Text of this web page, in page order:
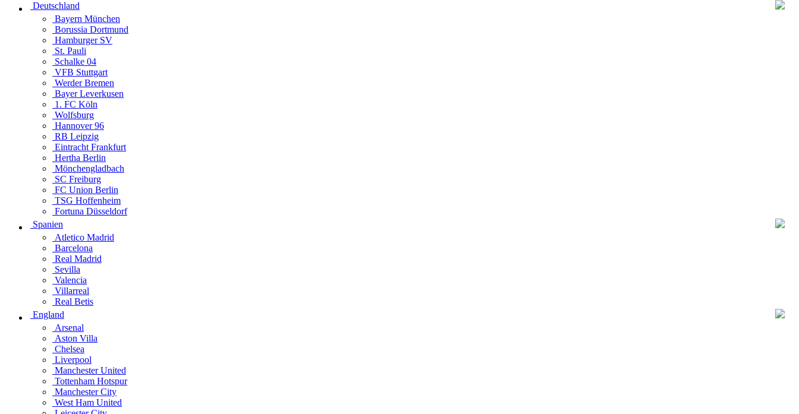
Deutschland
Bayern München
Borussia Dortmund
Hamburger SV
St. Pauli
Schalke 04
VFB Stuttgart
Werder Bremen
Bayer Leverkusen
1. FC Köln
Wolfsburg
Hannover 96
RB Leipzig
Eintracht Frankfurt
Hertha Berlin
Mönchengladbach
SC Freiburg
FC Union Berlin
TSG Hoffenheim
Fortuna Düsseldorf
Spanien
Atletico Madrid
Barcelona
Real Madrid
Sevilla
Valencia
Villarreal
Real Betis
England
Arsenal
Aston Villa
Chelsea
Liverpool
Manchester United
Tottenham Hotspur
Manchester City
West Ham United